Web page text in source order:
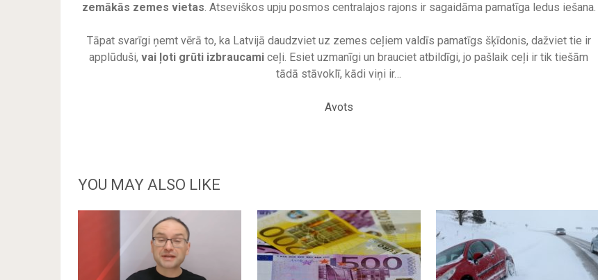
zemākās zemes vietas. Atseviškos upju posmos centralajos rajons ir sagaidāma pamatīga ledus iešana.
Tāpat svarīgi ņemt vērā to, ka Latvijā daudzviet uz zemes ceļiem valdīs pamatīgs šķīdonis, dažviet tie ir
applūduši,vai ļoti grūti izbraucami ceļi. Esiet uzmanīgi un brauciet atbildīgi, jo pašlaik ceļi ir tik tiešām
tādā stāvoklī, kādi viņi ir…
Avots
YOU MAY ALSO LIKE